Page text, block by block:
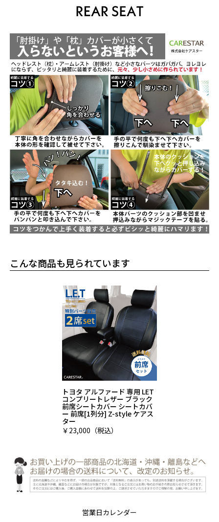
こんな商品も見られています
トヨタ アルファード 専用 LET
コンプリートレザー ブラック
前席シートカバー シートカバ
ー 前席[1列分] Z-style ケアス
ター
￥23,000（税込）
営業日カレンダー